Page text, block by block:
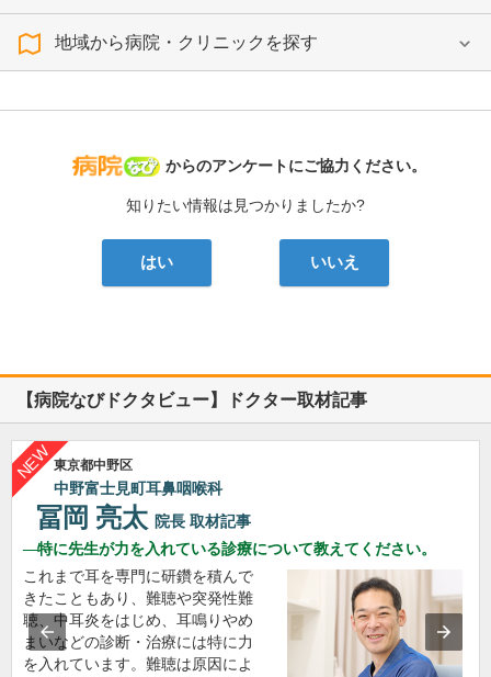
地域から病院・クリニックを探す
病院なび
からのアンケートにご協力ください。
知りたい情報は見つかりましたか?
はい いいえ
【病院なびドクタビュー】ドクター取材記事
東京都中野区
中野富士見町耳鼻咽喉科
冨岡 亮太 院長 取材記事
特に先生が力を入れている診療について教えてください。
これまで耳を専門に研鑽を積んで
きたこともあり、難聴や突発性難
聴、中耳炎をはじめ、耳鳴りやめ
まいなどの診断・治療には特に力
を入れています。難聴は原因によ